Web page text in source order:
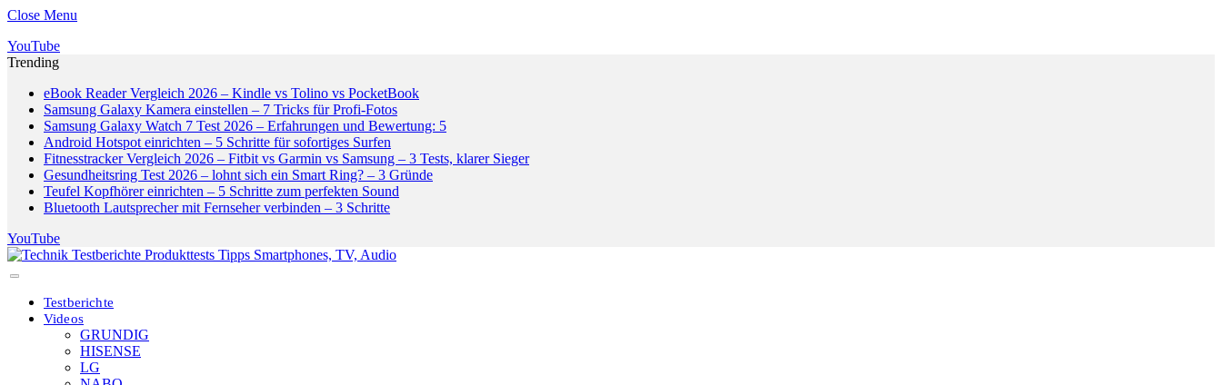
Close Menu
YouTube
Trending
eBook Reader Vergleich 2026 – Kindle vs Tolino vs PocketBook
Samsung Galaxy Kamera einstellen – 7 Tricks für Profi-Fotos
Samsung Galaxy Watch 7 Test 2026 – Erfahrungen und Bewertung: 5
Android Hotspot einrichten – 5 Schritte für sofortiges Surfen
Fitnesstracker Vergleich 2026 – Fitbit vs Garmin vs Samsung – 3 Tests, klarer Sieger
Gesundheitsring Test 2026 – lohnt sich ein Smart Ring? – 3 Gründe
Teufel Kopfhörer einrichten – 5 Schritte zum perfekten Sound
Bluetooth Lautsprecher mit Fernseher verbinden – 3 Schritte
YouTube
Testberichte
Videos
GRUNDIG
HISENSE
LG